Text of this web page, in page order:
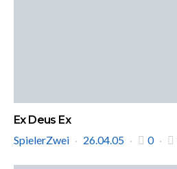
Ex Deus Ex
SpielerZwei
26.04.05 0